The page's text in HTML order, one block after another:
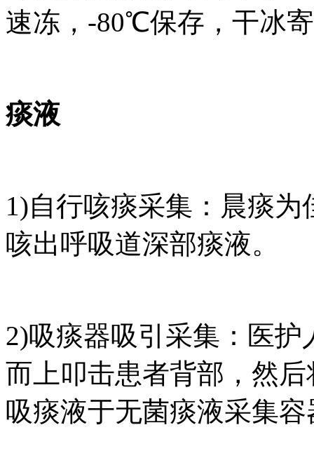
速冻，-80℃保存，干冰
痰液
1)自行咳痰采集：晨痰
咳出呼吸道深部痰液。
2)吸痰器吸引采集：医
而上叩击患者背部，然
吸痰液于无菌痰液采集容